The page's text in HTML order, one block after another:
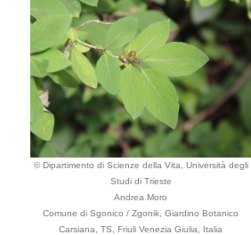
© Dipartimento di Scienze della Vita, Università degli
Studi di Trieste
Andrea Moro
Comune di Sgonico / Zgonik, Giardino Botanico
Carsiana, TS, Friuli Venezia Giulia, Italia